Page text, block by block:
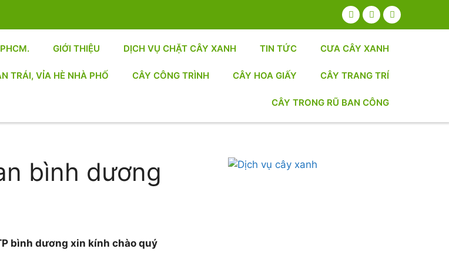
GIỚI THIỆU DỊCH VỤ CHẶT CÂY XANH TIN TỨC CƯA CÂY XANH
TRÁI, VỈA HÈ NHÀ PHỐ CÂY CÔNG TRÌNH CÂY HOA GIẤY CÂY TRANG TRÍ
CÂY TRONG RŨ BAN CÔNG
bình dương
bình dương xin kính chào quý